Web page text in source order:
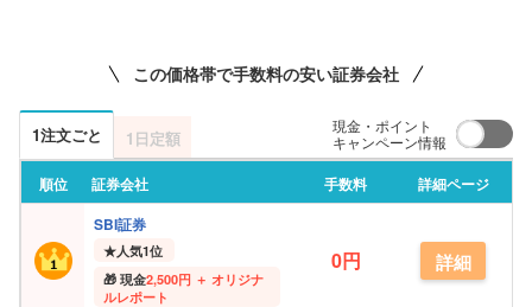
この価格帯で手数料の安い証券会社
1注文ごと 1日定額
現金・ポイント
キャンペーン情報
順位 証券会社 手数料
詳細ページ
SBI証券
★人気1位
現金2,500円 ＋ オリジナ
ルレポート
0円 詳細